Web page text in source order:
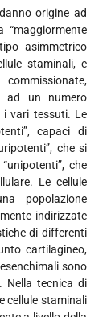
origine ad
asimmetrico
staminali, e
ad un numero
i vari tessuti. Le
capaci di
che si
che
Le cellule
popolazione
indirizzate
di differenti
cartilagineo,
sono
Nella tecnica di
cellule staminali